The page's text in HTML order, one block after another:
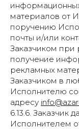
материалов от
поручению
почты и/или
Заказчиком при
получение
рекламных
Заказчиком в
Исполнителю
адресу
6.13.6. Заказчик
Исполнителем